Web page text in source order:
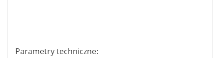
Parametry techniczne: